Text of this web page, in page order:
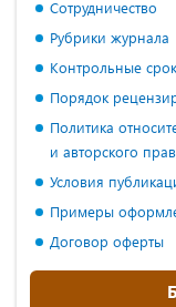
Сотрудничество
Рубрики журнала
Контрольные
Порядок
Политика
и авторского
Условия
Примеры
Договор оферты